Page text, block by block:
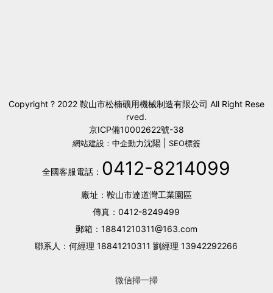
Copyright ? 2022 鞍山市松楠礦用機械制造有限公司 All Right Rese
rved.
京ICP備10002622號-38
網站建設：中企動力沈陽| SEO標簽
全國客服電話： 0412-8214099
廠址：鞍山市達道灣工業園區
傳真：0412-8249499
郵箱： 18841210311@163.com
聯系人：何經理18841210311 劉經理13942292266
微信掃一掃